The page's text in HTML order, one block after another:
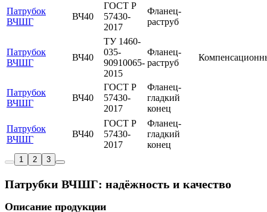
Патрубок
ВЧШГ
ВЧ40
ГОСТ Р
57430-
2017
Фланец-
раструб
Патрубок
ВЧШГ
ВЧ40
ТУ 1460-
035-
90910065-
2015
Фланец-
раструб
Патрубок
ВЧШГ
ВЧ40
ГОСТ Р
57430-
2017
Фланец-
гладкий
конец
Патрубок
ВЧШГ
ВЧ40
ГОСТ Р
57430-
2017
Фланец-
гладкий
конец
1 2 3
Патрубки ВЧШГ: надёжность и качество
Описание продукции